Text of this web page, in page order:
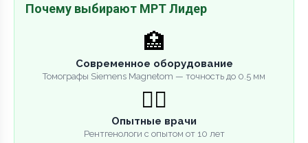
Почему выбирают МРТ Лидер
🏥
Современное оборудование
Томографы Siemens Magnetom — точность до 0.5 мм
👨‍⚕️
Опытные врачи
Рентгенологи с опытом от 10 лет